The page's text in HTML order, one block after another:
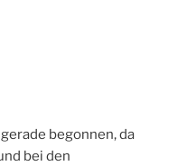
begonnen, da
bei den